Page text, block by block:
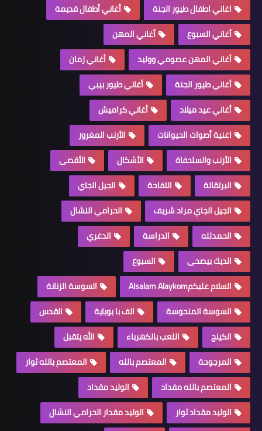
اغاني اطفال طيور الجنة
أغاني أطفال قديمة
أغاني السبوع
أغاني المهن
أغاني المهن عصومي ووليد
أغاني زمان
أغاني طيور الجنة
أغاني طيور بيبي
أغاني عيد ميلاد
أغاني كراميش
اغنية أصوات الحيوانات
الأرنب المغرور
الأرنب والسلحفاة
الأشكال
الأقصى
البرتقالة
التفاحة
الجيل الجاي
الجيل الجاي مراد شريف
الحرامي النشال
الحمدلله
الدراسة
الدغري
الديك بيصحى
السبوع
السلام عليكمAlsalam Alaykom
السوسة الزنانة
السوسة المنحوسة
الف با بوباية
القدس
الكينج
اللعب بالكهرباء
الله يتقبل
المرجوحة
المعتصم بالله
المعتصم بالله ثوار
المعتصم بالله مقداد
الوليد مقداد
الوليد مقداد ثوار
الوليد مقدار الحرامي النشال